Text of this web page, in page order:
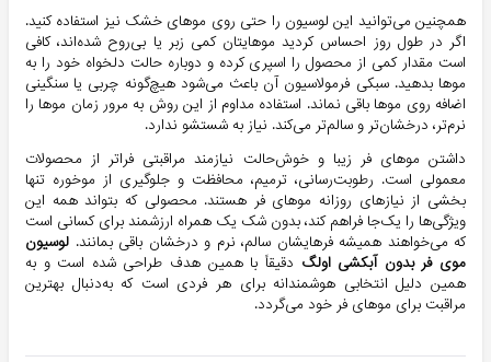
همچنین می‌توانید این لوسیون را حتی روی موهای خشک نیز استفاده کنید.
اگر در طول روز احساس کردید موهایتان کمی زبر یا بی‌روح شده‌اند، کافی
است مقدار کمی از محصول را اسپری کرده و دوباره حالت دلخواه خود را به
موها بدهید. سبکی فرمولاسیون آن باعث می‌شود هیچ‌گونه چربی یا سنگینی
اضافه روی موها باقی نماند. استفاده مداوم از این روش به مرور زمان موها را
نرم‌تر، درخشان‌تر و سالم‌تر می‌کند. نیاز به شستشو ندارد.
داشتن موهای فر زیبا و خوش‌حالت نیازمند مراقبتی فراتر از محصولات
معمولی است. رطوبت‌رسانی، ترمیم، محافظت و جلوگیری از موخوره تنها
بخشی از نیازهای روزانه موهای فر هستند. محصولی که بتواند همه این
ویژگی‌ها را یک‌جا فراهم کند، بدون شک یک همراه ارزشمند برای کسانی است
که می‌خواهند همیشه فرهایشان سالم، نرم و درخشان باقی بمانند. لوسیون
موی فر بدون آبکشی اولگ دقیقاً با همین هدف طراحی شده است و به
همین دلیل انتخابی هوشمندانه برای هر فردی است که به‌دنبال بهترین
مراقبت برای موهای فر خود می‌گردد.